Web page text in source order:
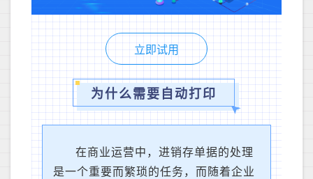
立即试用
为什么需要自动打印
在商业运营中，进销存单据的处理
是一个重要而繁琐的任务， 而 随着企业